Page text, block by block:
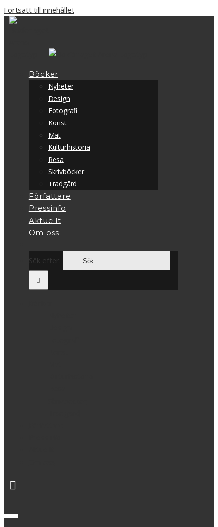
Fortsätt till innehållet
Böcker
Nyheter
Design
Fotografi
Konst
Mat
Kulturhistoria
Resa
Skrivböcker
Trädgård
Författare
Pressinfo
Aktuellt
Om oss
Sök efter: